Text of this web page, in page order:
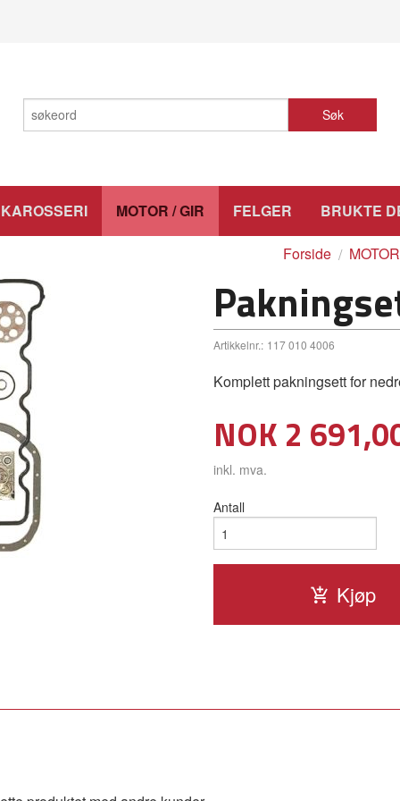
Søk
KAROSSERI MOTOR / GIR FELGER BRUKTE
Forside
Artikkelnr.: 117 010 4006
Komplett pakningsett for
Pris
NOK 2
inkl. mva.
Antall
Kjøp